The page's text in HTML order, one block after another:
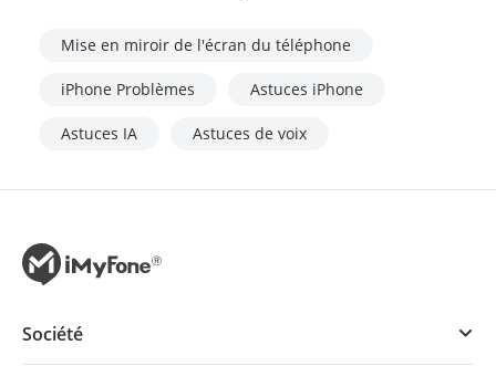
Mise en miroir de l'écran du téléphone
iPhone Problèmes Astuces iPhone
Astuces IA Astuces de voix
Société